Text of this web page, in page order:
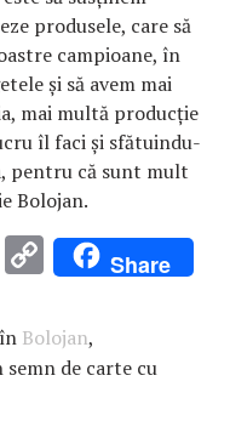
produsele, care să
campioane, în
şi să avem mai
mai multă producţie
îl faci şi sfătuindu-
pentru că sunt mult
Bolojan.
M
se
C
o
p
y
Share
Bolojan,
semn de carte cu